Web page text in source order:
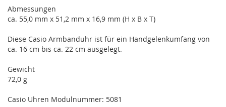
Abmessungen
ca. 55,0 mm x 51,2 mm x 16,9 mm (H x B x T)
Diese Casio Armbanduhr ist für ein Handgelenkumfang von
ca. 16 cm bis ca. 22 cm ausgelegt.
Gewicht
72,0 g
Casio Uhren Modulnummer: 5081